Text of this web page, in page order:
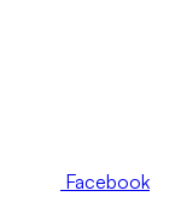
Facebook